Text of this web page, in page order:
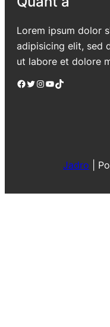
Lorem ipsum dolor
adipisicing elit, sed
ut labore et dolore
Facebook Twitter Instagram YouTube TikTok
Jadro